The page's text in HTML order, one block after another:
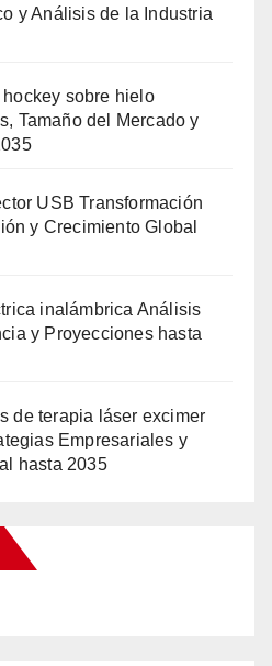
y Análisis de la Industria
sobre hielo
Tamaño del Mercado y
USB Transformación
y Crecimiento Global
inalámbrica Análisis
y Proyecciones hasta
de terapia láser excimer
Empresariales y
hasta 2035